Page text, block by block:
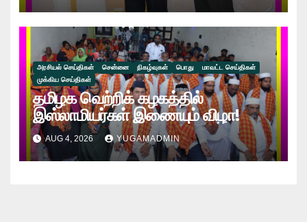
கணேஷ்!!
அரசியல் செய்திகள் சென்னை நிகழ்வுகள் பொது
மாவட்ட செய்திகள்
முக்கிய செய்திகள்
தமிழக வெற்றிக் கழகத்தில்
இஸ்லாமியர்கள் இணையும் விழா!
AUG 4, 2026 YUGAMADMIN